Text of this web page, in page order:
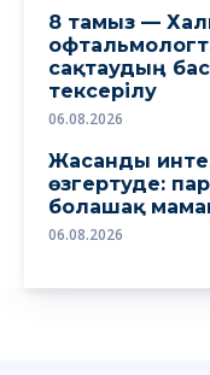
8 тамыз —
сақтаудың
тексерілу
06.08.2026
Жасанды
өзгертуде:
болашақ
06.08.2026